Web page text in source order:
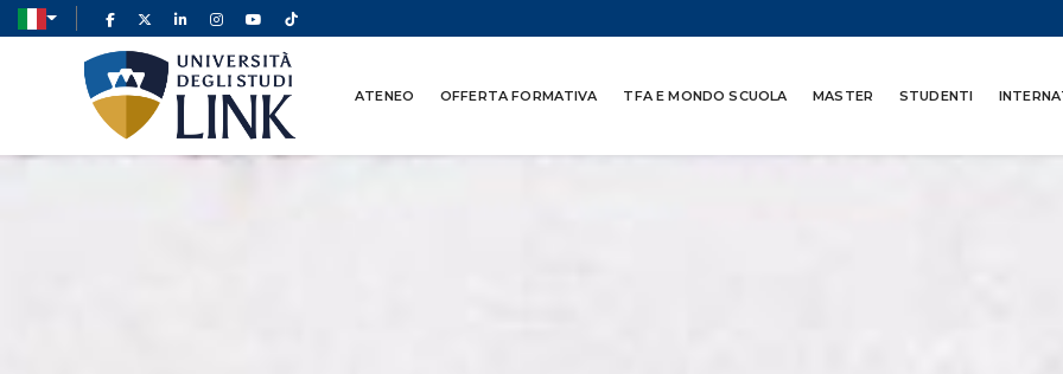
ATENEO OFFERTA FORMATIVA TFA E MONDO SCUOLA MASTER STUDENTI